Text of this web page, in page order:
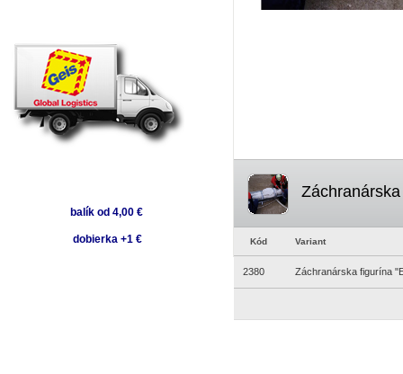
Kód Variant
2380 Záchranárska figurína
balík od 4,00 €
dobierka +1 €